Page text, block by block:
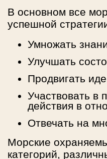
В основном все
успешной
Умножать
Улучшать
Продвигать
Участвовать в
действия в
Отвечать на
Морские
категорий,